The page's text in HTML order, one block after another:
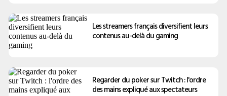
Les streamers français diversifient leurs
contenus au-delà du gaming
Regarder du poker sur Twitch : l'ordre
des mains expliqué aux spectateurs